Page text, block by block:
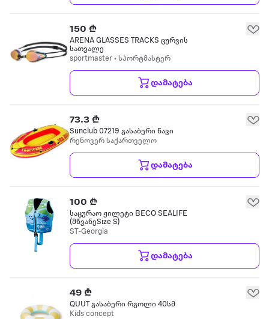
150 ₾
ARENA GLASSES TRACKS ცურვის
სათვალე
sportmaster • სპორტმასტერ
დამატება
73.3 ₾
Sunclub 07219 გასაბერი ნავი
რენოვერ საქართველო
დამატება
100 ₾
საცურაო ჟილეტი BECO SEALIFE
(მწვანეSize S)
ST-Georgia
დამატება
49 ₾
QUUT გასაბერი რგოლი 40სმ
Kids concept